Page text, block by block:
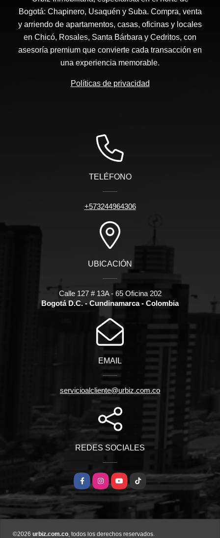
Bogotá: Chapinero, Usaquén y Suba. Compra, venta
y arriendo de apartamentos, casas, oficinas y locales
en Chicó, Rosales, Santa Bárbara y Cedritos, con
asesoría premium que convierte cada transacción en
una experiencia memorable.
Políticas de privacidad
TELÉFONO
+573244964306
UBICACIÓN
Calle 127 # 13A - 65 Oficina 202
Bogotá D.C. - Cundinamarca - Colombia
EMAIL
servicioalcliente@urbiz.com.co
REDES SOCIALES
FacebookInstagramYouTubeTikTok
©2026 urbiz.com.co, todos los derechos reservados.